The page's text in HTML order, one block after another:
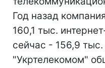
Год назад
160,1 тыс.
сейчас - 156,9
"Укртелекомом"